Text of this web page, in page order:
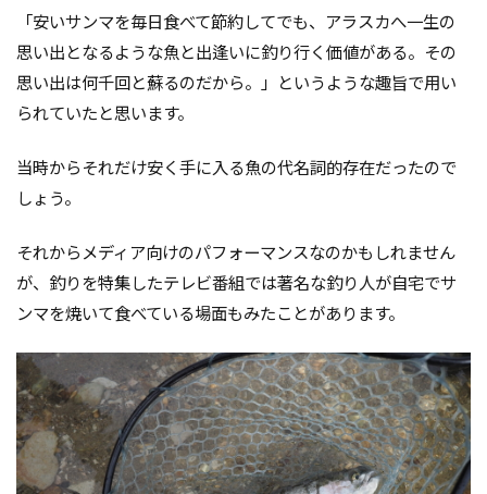
「安いサンマを毎日食べて節約してでも、アラスカへ一生の
思い出となるような魚と出逢いに釣り行く価値がある。その
思い出は何千回と蘇るのだから。」というような趣旨で用い
られていたと思います。
当時からそれだけ安く手に入る魚の代名詞的存在だったので
しょう。
それからメディア向けのパフォーマンスなのかもしれません
が、釣りを特集したテレビ番組では著名な釣り人が自宅でサ
ンマを焼いて食べている場面もみたことがあります。